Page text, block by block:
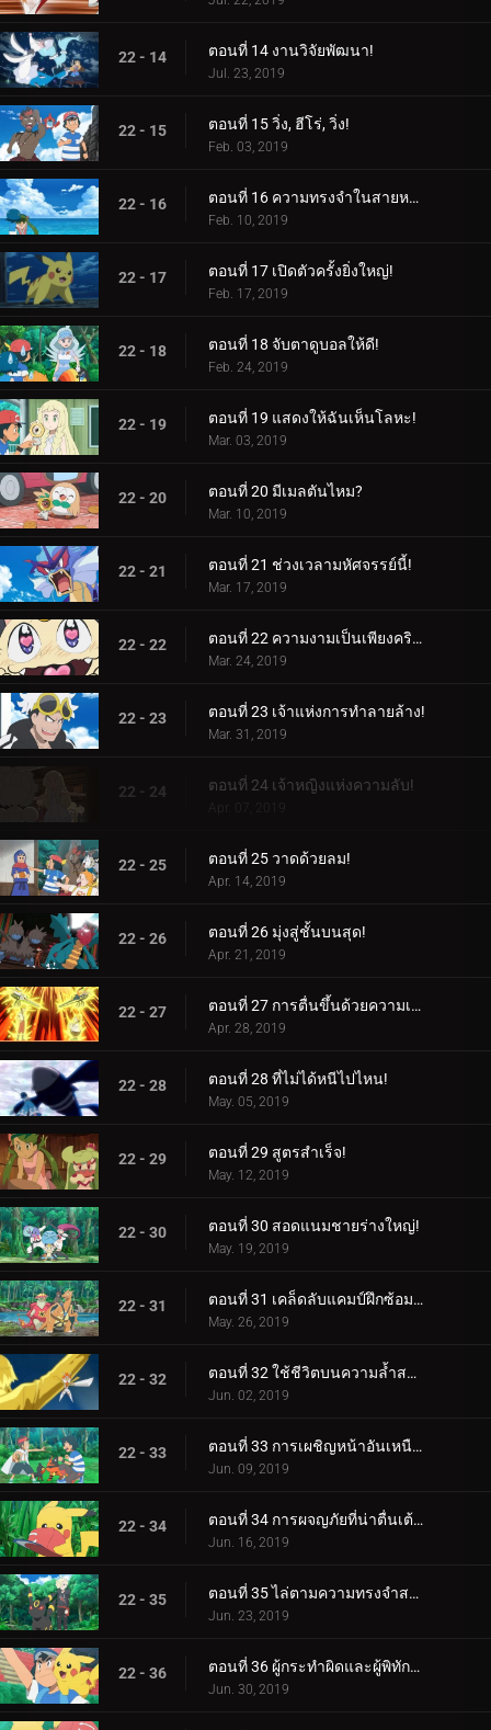
22 - 14 ตอนที่ 14 งานวิจัยพัฒนา!
Jul. 23, 2019
22 - 15 ตอนที่ 15 วิ่ง, ฮีโร่, วิ่ง!
Feb. 03, 2019
22 - 16 ตอนที่ 16 ความทรงจำในสายหมอก!
Feb. 10, 2019
22 - 17 ตอนที่ 17 เปิดตัวครั้งยิ่งใหญ่!
Feb. 17, 2019
22 - 18 ตอนที่ 18 จับตาดูบอลให้ดี!
Feb. 24, 2019
22 - 19 ตอนที่ 19 แสดงให้ฉันเห็นโลหะ!
Mar. 03, 2019
22 - 20 ตอนที่ 20 มีเมลตันไหม?
Mar. 10, 2019
22 - 21 ตอนที่ 21 ช่วงเวลามหัศจรรย์นี้!
Mar. 17, 2019
22 - 22 ตอนที่ 22 ความงามเป็นเพียงคริสตัลล้ำลึกเท่านั้น!
Mar. 24, 2019
22 - 23 ตอนที่ 23 เจ้าแห่งการทำลายล้าง!
Mar. 31, 2019
22 - 24 ตอนที่ 24 เจ้าหญิงแห่งความลับ!
Apr. 07, 2019
22 - 25 ตอนที่ 25 วาดด้วยลม!
Apr. 14, 2019
22 - 26 ตอนที่ 26 มุ่งสู่ชั้นบนสุด!
Apr. 21, 2019
22 - 27 ตอนที่ 27 การตื่นขึ้นด้วยความเร็วสูง!
Apr. 28, 2019
22 - 28 ตอนที่ 28 ที่ไม่ได้หนีไปไหน!
May. 05, 2019
22 - 29 ตอนที่ 29 สูตรสำเร็จ!
May. 12, 2019
22 - 30 ตอนที่ 30 สอดแนมชายร่างใหญ่!
May. 19, 2019
22 - 31 ตอนที่ 31 เคล็ดลับแคมป์ฝึกซ้อมสุดร้อนแรง!
May. 26, 2019
22 - 32 ตอนที่ 32 ใช้ชีวิตบนความล้ำสมัย!
Jun. 02, 2019
22 - 33 ตอนที่ 33 การเผชิญหน้าอันเหนือกาลเวลา!
Jun. 09, 2019
22 - 34 ตอนที่ 34 การผจญภัยที่น่าตื่นเต้นของปิกาจู!
Jun. 16, 2019
22 - 35 ตอนที่ 35 ไล่ตามความทรงจำสร้างความฝัน!
Jun. 23, 2019
22 - 36 ตอนที่ 36 ผู้กระทำผิดและผู้พิทักษ์ลีก!
Jun. 30, 2019